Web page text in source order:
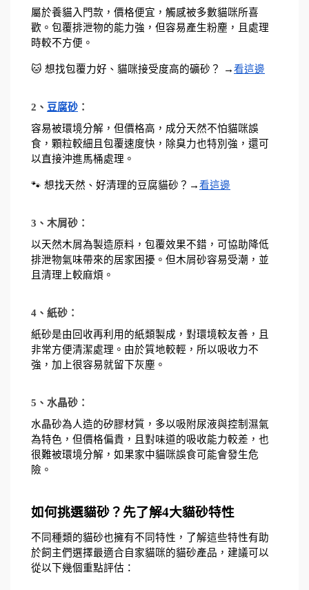
屬於養貓入門款，價格便宜，觸感被多數貓咪所喜
歡。包覆排泄物的能力強，但容易產生粉塵，且處理
時較不方便。
🐱 想找包覆力好、貓咪接受度高的礦砂？ →看這邊
2、 豆腐砂 ：
容易被環境分解，但價格高，成分天然不怕貓咪誤
食，顆粒較細且包覆速度快，除臭力也特別強，還可
以直接沖進馬桶處理。
🐾 想找天然、好清理的豆腐貓砂？→看這邊
3、木屑砂：
以天然木屑為製造原料，包覆效果不錯，可協助降低
排泄物氣味帶來的居家困擾。但木屑砂容易受潮，並
且清理上較麻煩。
4、紙砂：
紙砂是由回收再利用的紙類製成，對環境較友善，且
非常方便清潔處理。由於質地較輕，所以吸收力不
強，加上很容易就留下灰塵。
5、水晶砂：
水晶砂為人造的矽膠材質，多以吸附尿液與控制濕氣
為特色，但價格偏貴，且對味道的吸收能力較差，也
很難被環境分解，如果家中貓咪誤食可能會發生危
險。
如何挑選貓砂？先了解4大貓砂特性
不同種類的貓砂也擁有不同特性，了解這些特性有助
於飼主們選擇最適合自家貓咪的貓砂產品，建議可以
從以下幾個重點評估：